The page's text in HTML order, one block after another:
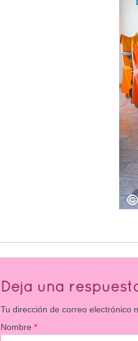
Deja una
Tu dirección de correo electrónico
Nombre*